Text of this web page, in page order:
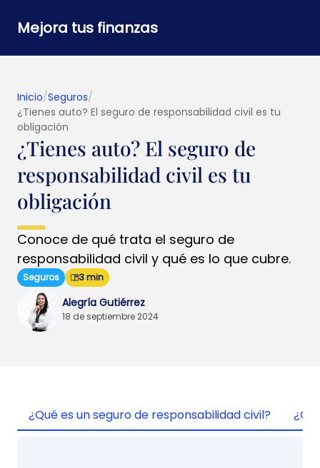
Mejora tus finanzas
Inicio/Seguros/
¿Tienes auto? El seguro de responsabilidad civil es tu
obligación
¿Tienes auto? El seguro de
responsabilidad civil es tu
obligación
Conoce de qué trata el seguro de
responsabilidad civil y qué es lo que cubre.
Seguros 3 min
Alegría Gutiérrez
18 de septiembre 2024
¿Qué es un seguro de responsabilidad civil?